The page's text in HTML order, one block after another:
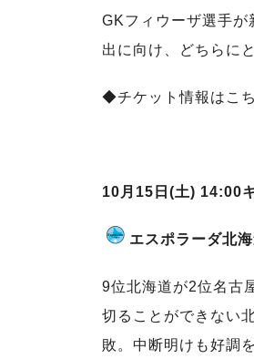
GKフィウーザ選手が
出に向け、どちらに
◆チケット情報はこ
10月15日(土) 14:00
エスポラーダ北
9位北海道が2位名古
切ることができない
敗。中断明けも好調